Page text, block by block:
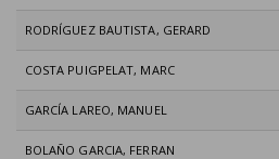
RODRÍGUEZ BAUTISTA, GERARD
COSTA PUIGPELAT, MARC
GARCÍA LAREO, MANUEL
BOLAÑO GARCIA, FERRAN